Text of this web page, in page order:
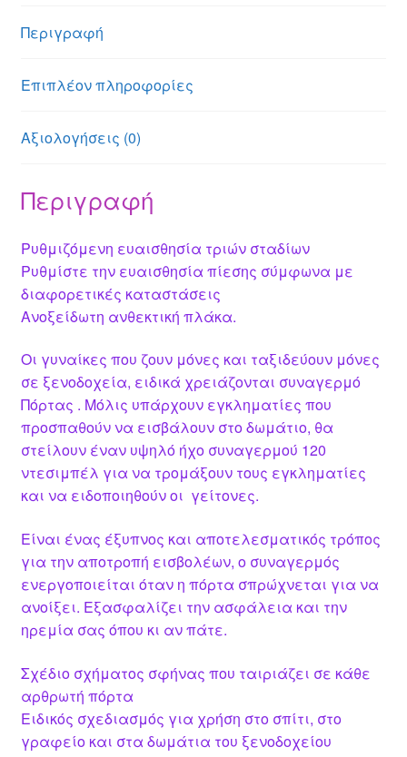
n
g
er p
Περιγραφή
Επιπλέον πληροφορίες
Αξιολογήσεις (0)
Περιγραφή
Ρυθμιζόμενη ευαισθησία τριών σταδίων
Ρυθμίστε την ευαισθησία πίεσης σύμφωνα με
διαφορετικές καταστάσεις
Ανοξείδωτη ανθεκτική πλάκα.
Οι γυναίκες που ζουν μόνες και ταξιδεύουν μόνες
σε ξενοδοχεία, ειδικά χρειάζονται συναγερμό
Πόρτας . Μόλις υπάρχουν εγκληματίες που
προσπαθούν να εισβάλουν στο δωμάτιο, θα
στείλουν έναν υψηλό ήχο συναγερμού 120
ντεσιμπέλ για να τρομάξουν τους εγκληματίες
και να ειδοποιηθούν οι γείτονες.
Είναι ένας έξυπνος και αποτελεσματικός τρόπος
για την αποτροπή εισβολέων, ο συναγερμός
ενεργοποιείται όταν η πόρτα σπρώχνεται για να
ανοίξει. Εξασφαλίζει την ασφάλεια και την
ηρεμία σας όπου κι αν πάτε.
Σχέδιο σχήματος σφήνας που ταιριάζει σε κάθε
αρθρωτή πόρτα
Ειδικός σχεδιασμός για χρήση στο σπίτι, στο
γραφείο και στα δωμάτια του ξενοδοχείου